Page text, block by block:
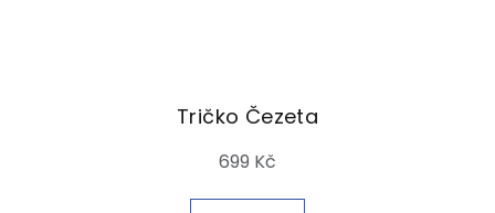
Tričko Čezeta
699 Kč